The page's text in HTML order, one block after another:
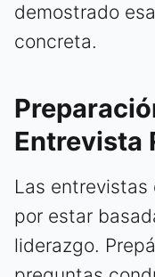
demostrado
concreta.
Entrevista
Las entrevistas
por estar
liderazgo.